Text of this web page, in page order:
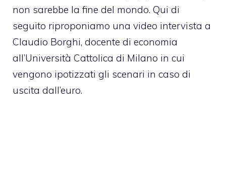
non sarebbe la fine del mondo. Qui di
seguito riproponiamo una video intervista a
Claudio Borghi, docente di economia
all’Università Cattolica di Milano in cui
vengono ipotizzati gli scenari in caso di
uscita dall’euro.